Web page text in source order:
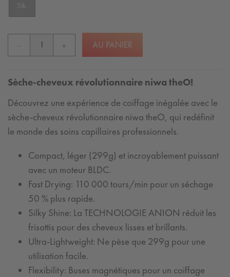
Stk.
AU PANIER
Sèche-cheveux révolutionnaire niwa theO!
Découvrez une expérience de coiffage inégalée avec le
sèche-cheveux révolutionnaire niwa theO, qui redéfinit
le monde des soins capillaires professionnels.
Compact, léger (299g) et incroyablement puissant
avec un moteur BLDC.
Fast Drying: 110 000 tours/min pour un séchage
50 % plus rapide.
Silky Shine: La TECHNOLOGIE ANION réduit les
frisottis pour des cheveux lisses et brillants.
Ultra-Lightweight: Ne pèse que 299g pour une
utilisation facile.
Flexibility: Buses magnétiques pour un coiffage